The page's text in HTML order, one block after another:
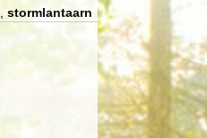
,stormlantaarn